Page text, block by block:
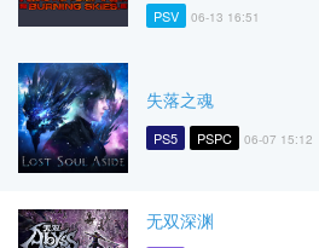
PSV 06-13 16:51
失落之魂
PS5 PSPC 06-07 15:12
无双深渊